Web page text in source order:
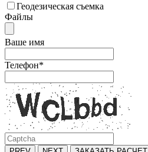
Геодезическая съемка
Файлы
Ваше имя
Телефон*